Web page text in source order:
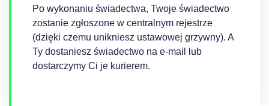
Po wykonaniu świadectwa, Twoje świadectwo
zostanie zgłoszone w centralnym rejestrze
(dzięki czemu unikniesz ustawowej grzywny). A
Ty dostaniesz świadectwo na e-mail lub
dostarczymy Ci je kurierem.